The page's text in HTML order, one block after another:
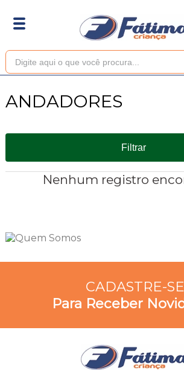
ANDADORES
Filtrar
Nenhum registro
CADASTRE-SE
Para Receber